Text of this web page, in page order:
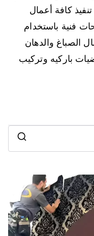
كافة أعمال
فنية باستخدام
الصباغ والدهان
باركيه وتركيب